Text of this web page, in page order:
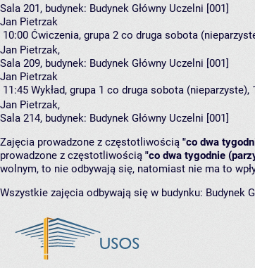
Sala 201, budynek: Budynek Główny Uczelni [001]
Jan Pietrzak
10:00 Ćwiczenia, grupa 2 co druga sobota
Jan Pietrzak,
Sala 209, budynek: Budynek Główny Uczelni [001]
Jan Pietrzak
11:45 Wykład, grupa 1 co druga sobota (nieparzyste),
Jan Pietrzak,
Sala 214, budynek: Budynek Główny Uczelni [001]
Zajęcia prowadzone z częstotliwością "co dwa
prowadzone z częstotliwością "co dwa tygodnie
wolnym, to nie odbywają się, natomiast nie ma to
Wszystkie zajęcia odbywają się w budynku: Budynek